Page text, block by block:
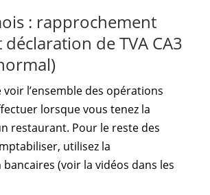
: rapprochement
de TVA CA3
l’ensemble des opérations
lorsque vous tenez la
restaurant. Pour le reste des
utilisez la
(voir la vidéos dans les